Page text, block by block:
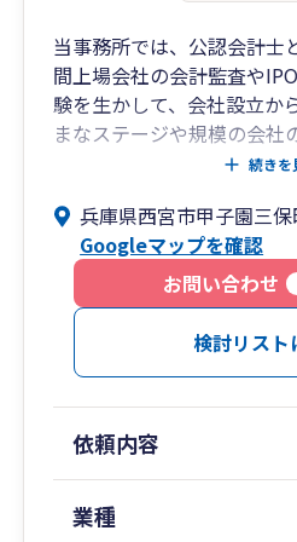
当事務所では、公認会計士
間上場会社の会計監査や
験を生かして、会社設立か
まなステージや規模の会社
経営者と共に会社の発展を
て生じる様々な問題を共に
トナーであることをモット
しやすさはクライアントの
いています。大きな事務所
のスタッフが担当で、質問
当事務所は、認定支援機関
や資金調達支援にも力を入
続きを
兵庫県西宮市甲子園三保
Googleマップを確認
お問い合わせ
検討リスト
依頼内容
業種